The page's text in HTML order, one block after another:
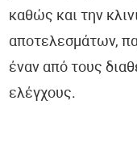
καθώς και την
αποτελεσμάτων,
έναν από τους
ελέγχους.